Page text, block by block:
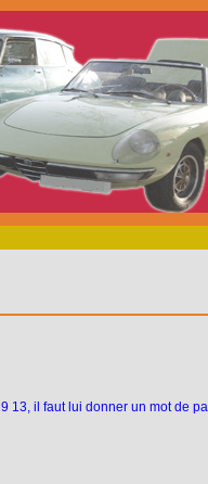
13, il faut lui donner un mot de